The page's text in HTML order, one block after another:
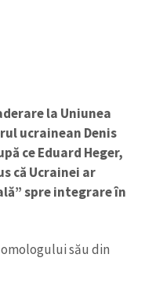
la Uniunea
ucrainean Denis
ce Eduard Heger,
că Ucrainei ar
spre integrare în
său din